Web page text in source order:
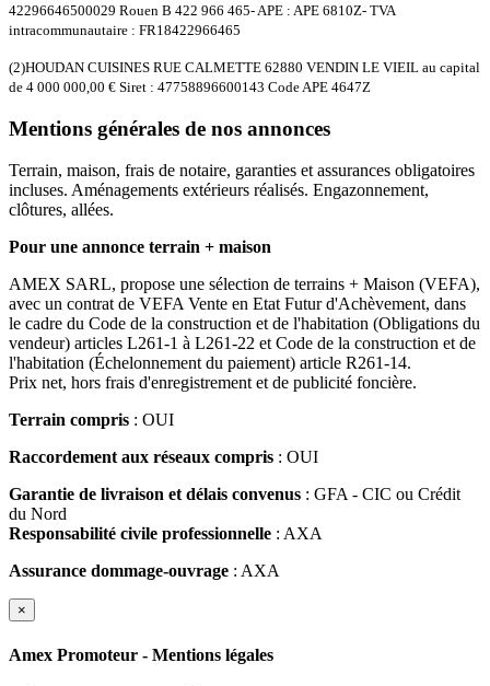
42296646500029 Rouen B 422 966 465- APE : APE 6810Z- TVA
intracommunautaire : FR18422966465
(2)HOUDAN CUISINES RUE CALMETTE 62880 VENDIN LE VIEIL au capital
de 4 000 000,00 € Siret : 47758896600143 Code APE 4647Z
Mentions générales de nos annonces
Terrain, maison, frais de notaire, garanties et assurances obligatoires
incluses. Aménagements extérieurs réalisés. Engazonnement,
clôtures, allées.
Pour une annonce terrain + maison
AMEX SARL, propose une sélection de terrains + Maison (VEFA),
avec un contrat de VEFA Vente en Etat Futur d'Achèvement, dans
le cadre du Code de la construction et de l'habitation (Obligations du
vendeur) articles L261-1 à L261-22 et Code de la construction et de
l'habitation (Échelonnement du paiement) article R261-14.
Prix net, hors frais d'enregistrement et de publicité foncière.
Terrain compris : OUI
Raccordement aux réseaux compris : OUI
Garantie de livraison et délais convenus : GFA - CIC ou Crédit
du Nord
Responsabilité civile professionnelle : AXA
Assurance dommage-ouvrage : AXA
×
Amex Promoteur - Mentions légales